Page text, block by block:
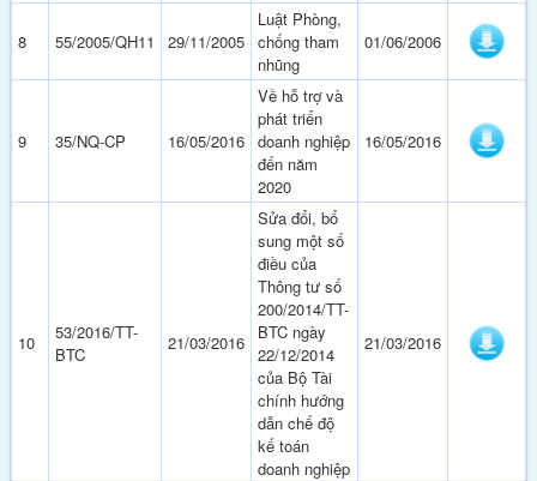
8 55/2005/QH11 29/11/2005
Luật Phòng,
chống tham
nhũng
01/06/2006
9 35/NQ-CP 16/05/2016
Về hỗ trợ và
phát triển
doanh nghiệp
đến năm
2020
16/05/2016
10
53/2016/TT-
BTC
21/03/2016
Sửa đổi, bổ
sung một số
điều của
Thông tư số
200/2014/TT-
BTC ngày
22/12/2014
của Bộ Tài
chính hướng
dẫn chế độ
kế toán
doanh nghiệp
21/03/2016